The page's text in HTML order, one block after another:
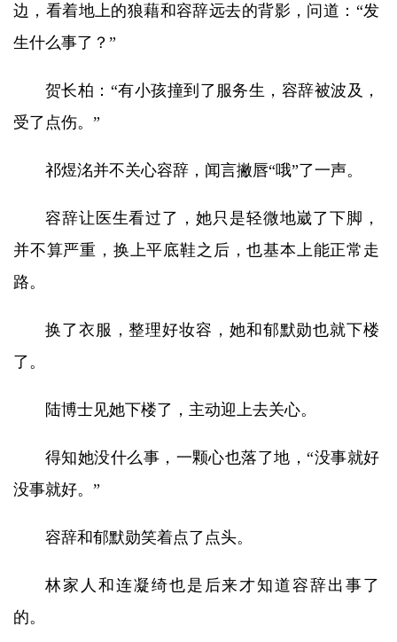
边，看着地上的狼藉和容辞远去的背影，问道：“发
生什么事了？”
贺长柏：“有小孩撞到了服务生，容辞被波及，
受了点伤。”
祁煜洺并不关心容辞，闻言撇唇“哦”了一声。
容辞让医生看过了，她只是轻微地崴了下脚，
并不算严重，换上平底鞋之后，也基本上能正常走
路。
换了衣服，整理好妆容，她和郁默勋也就下楼
了。
陆博士见她下楼了，主动迎上去关心。
得知她没什么事，一颗心也落了地，“没事就好
没事就好。”
容辞和郁默勋笑着点了点头。
林家人和连凝绮也是后来才知道容辞出事了
的。